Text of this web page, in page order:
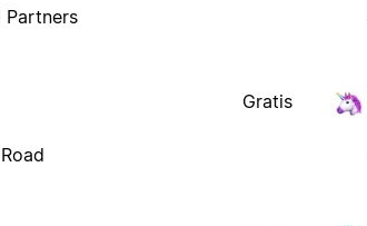
Partners
Gratis